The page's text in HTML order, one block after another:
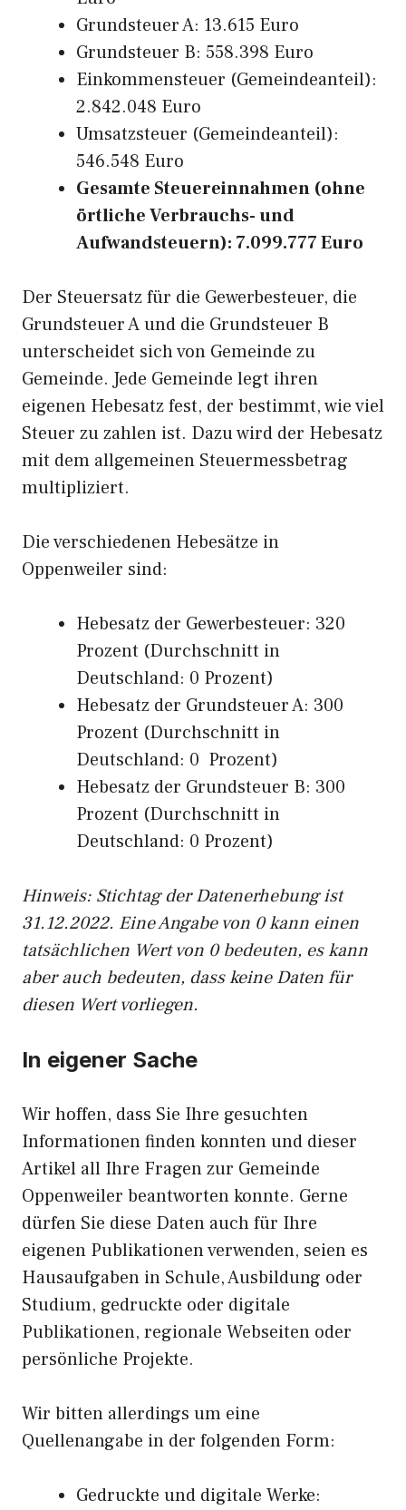
Grundsteuer A: 13.615 Euro
Grundsteuer B: 558.398 Euro
Einkommensteuer (Gemeindeanteil):
2.842.048 Euro
Umsatzsteuer (Gemeindeanteil):
546.548 Euro
Gesamte Steuereinnahmen (ohne
örtliche Verbrauchs- und
Aufwandsteuern): 7.099.777 Euro
Der Steuersatz für die Gewerbesteuer, die
Grundsteuer A und die Grundsteuer B
unterscheidet sich von Gemeinde zu
Gemeinde. Jede Gemeinde legt ihren
eigenen Hebesatz fest, der bestimmt, wie viel
Steuer zu zahlen ist. Dazu wird der Hebesatz
mit dem allgemeinen Steuermessbetrag
multipliziert.
Die verschiedenen Hebesätze in
Oppenweiler sind:
Hebesatz der Gewerbesteuer: 320
Prozent (Durchschnitt in
Deutschland: 0 Prozent)
Hebesatz der Grundsteuer A: 300
Prozent (Durchschnitt in
Deutschland: 0 Prozent)
Hebesatz der Grundsteuer B: 300
Prozent (Durchschnitt in
Deutschland: 0 Prozent)
Hinweis: Stichtag der Datenerhebung ist
31.12.2022. Eine Angabe von 0 kann einen
tatsächlichen Wert von 0 bedeuten, es kann
aber auch bedeuten, dass keine Daten für
diesen Wert vorliegen.
In eigener Sache
Wir hoffen, dass Sie Ihre gesuchten
Informationen finden konnten und dieser
Artikel all Ihre Fragen zur Gemeinde
Oppenweiler beantworten konnte. Gerne
dürfen Sie diese Daten auch für Ihre
eigenen Publikationen verwenden, seien es
Hausaufgaben in Schule, Ausbildung oder
Studium, gedruckte oder digitale
Publikationen, regionale Webseiten oder
persönliche Projekte.
Wir bitten allerdings um eine
Quellenangabe in der folgenden Form:
Gedruckte und digitale Werke: